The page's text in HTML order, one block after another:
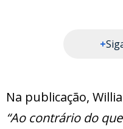
+
Na publicação,
“Ao contrário do